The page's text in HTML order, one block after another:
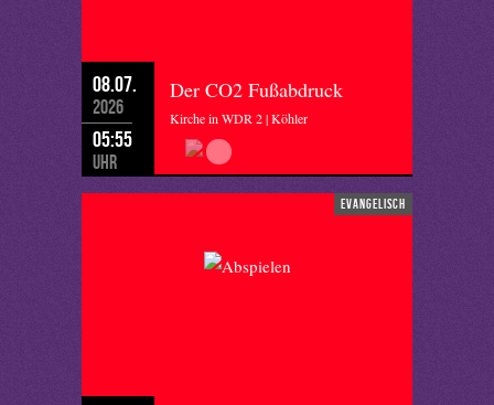
08.07.
2026
05:55
Uhr
Der CO2 Fußabdruck
Kirche in WDR 2 | Köhler
evangelisch